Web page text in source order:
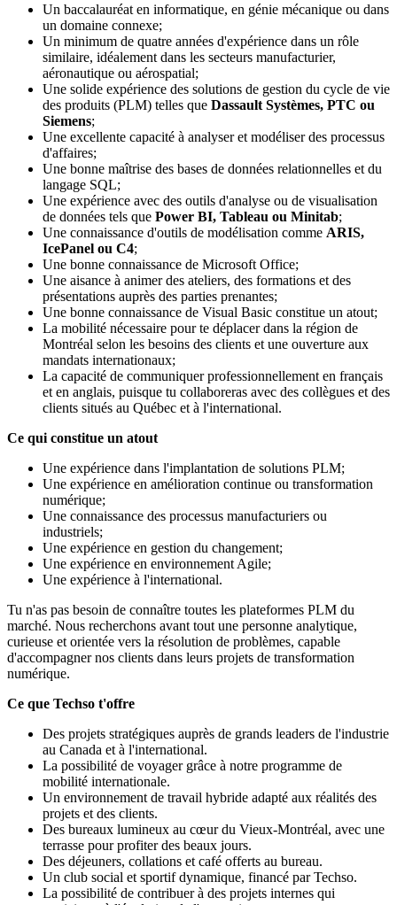
Un baccalauréat en informatique, en génie mécanique ou dans
un domaine connexe;
Un minimum de quatre années d'expérience dans un rôle
similaire, idéalement dans les secteurs manufacturier,
aéronautique ou aérospatial;
Une solide expérience des solutions de gestion du cycle de vie
des produits (PLM) telles que Dassault Systèmes, PTC ou
Siemens;
Une excellente capacité à analyser et modéliser des processus
d'affaires;
Une bonne maîtrise des bases de données relationnelles et du
langage SQL;
Une expérience avec des outils d'analyse ou de visualisation
de données tels que Power BI, Tableau ou Minitab;
Une connaissance d'outils de modélisation comme ARIS,
IcePanel ou C4;
Une bonne connaissance de Microsoft Office;
Une aisance à animer des ateliers, des formations et des
présentations auprès des parties prenantes;
Une bonne connaissance de Visual Basic constitue un atout;
La mobilité nécessaire pour te déplacer dans la région de
Montréal selon les besoins des clients et une ouverture aux
mandats internationaux;
La capacité de communiquer professionnellement en français
et en anglais, puisque tu collaboreras avec des collègues et des
clients situés au Québec et à l'international.
Ce qui constitue un atout
Une expérience dans l'implantation de solutions PLM;
Une expérience en amélioration continue ou transformation
numérique;
Une connaissance des processus manufacturiers ou
industriels;
Une expérience en gestion du changement;
Une expérience en environnement Agile;
Une expérience à l'international.
Tu n'as pas besoin de connaître toutes les plateformes PLM du
marché. Nous recherchons avant tout une personne analytique,
curieuse et orientée vers la résolution de problèmes, capable
d'accompagner nos clients dans leurs projets de transformation
numérique.
Ce que Techso t'offre
Des projets stratégiques auprès de grands leaders de l'industrie
au Canada et à l'international.
La possibilité de voyager grâce à notre programme de
mobilité internationale.
Un environnement de travail hybride adapté aux réalités des
projets et des clients.
Des bureaux lumineux au cœur du Vieux-Montréal, avec une
terrasse pour profiter des beaux jours.
Des déjeuners, collations et café offerts au bureau.
Un club social et sportif dynamique, financé par Techso.
La possibilité de contribuer à des projets internes qui